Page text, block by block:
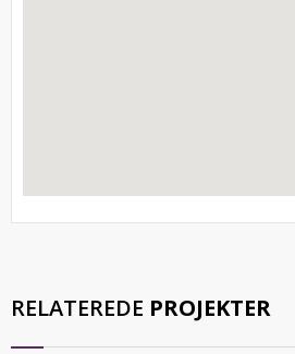
RELATEREDE PROJEKTER